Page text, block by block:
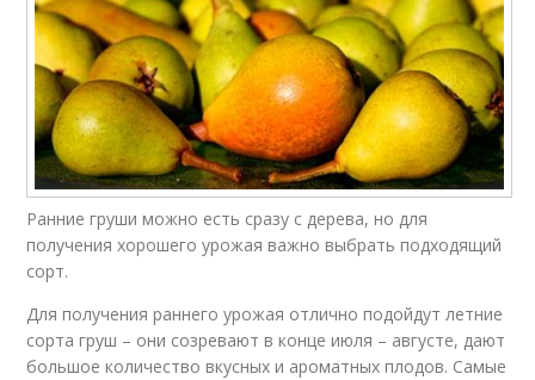
Ранние груши можно есть сразу с дерева, но для
получения хорошего урожая важно выбрать подходящий
сорт.
Для получения раннего урожая отлично подойдут летние
сорта груш – они созревают в конце июля – августе, дают
большое количество вкусных и ароматных плодов. Самые